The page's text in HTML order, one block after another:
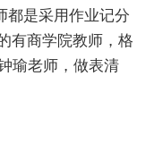
都是采用作业记分
有商学院教师，格
瑜老师，做表清